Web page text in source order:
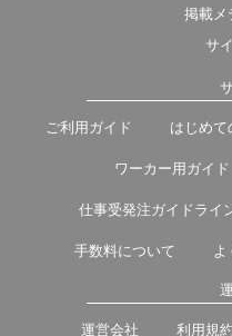
掲載メ
サ
ご利用ガイド はじめて
ワーカー用ガイド
仕事受発注ガイドライ
手数料について よ
運営会社 利用規約